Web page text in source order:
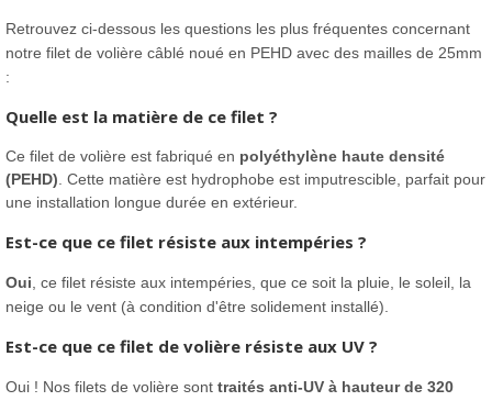
Retrouvez ci-dessous les questions les plus fréquentes concernant
notre filet de volière câblé noué en PEHD avec des mailles de 25mm
:
Quelle est la matière de ce filet ?
Ce filet de volière est fabriqué en polyéthylène haute densité
(PEHD). Cette matière est hydrophobe est imputrescible, parfait pour
une installation longue durée en extérieur.
Est-ce que ce filet résiste aux intempéries ?
Oui, ce filet résiste aux intempéries, que ce soit la pluie, le soleil, la
neige ou le vent (à condition d'être solidement installé).
Est-ce que ce filet de volière résiste aux UV ?
Oui ! Nos filets de volière sont traités anti-UV à hauteur de 320